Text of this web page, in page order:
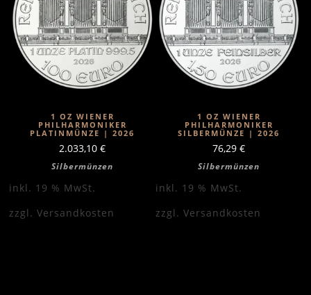
1 OZ WIENER
PHILHARMONIKER
PLATINMÜNZE | 2026
2.033,10 €
Silbermünzen
inkl. 19 % MwSt.
zzgl. Versandkosten
1 OZ WIENER
PHILHARMONIKER
SILBERMÜNZE | 2026
76,29 €
Silbermünzen
inkl. 19 % MwSt.
zzgl. Versandkosten